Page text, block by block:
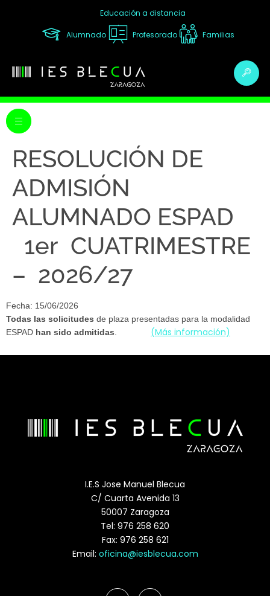
Educación a distancia
Alumnado Profesorado Familias
RESOLUCIÓN DE
ADMISIÓN
ALUMNADO ESPAD
1er CUATRIMESTRE
– 2026/27
Fecha: 15/06/2026
Todas las solicitudes de plaza presentadas para la modalidad
ESPAD han sido admitidas. (Más información)
I.E.S Jose Manuel Blecua
C/ Cuarta Avenida 13
50007 Zaragoza
Tel: 976 258 620
Fax: 976 258 621
Email: oficina@iesblecua.com